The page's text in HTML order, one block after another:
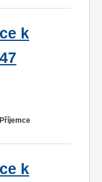
k
Příjemce
k